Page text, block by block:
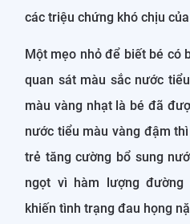
các triệu chứng khó chịu
Một mẹo nhỏ để biết bé có
quan sát màu sắc nước
màu vàng nhạt là bé đã
nước tiểu màu vàng đậm
trẻ tăng cường bổ sung
ngọt vì hàm lượng
khiến tình trạng đau họng